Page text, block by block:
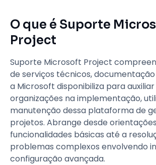
O que é Suporte
Project
Suporte Microsoft Project
de serviços técnicos,
a Microsoft disponibiliza para auxiliar
organizações na implementação,
manutenção dessa plataforma de
projetos. Abrange desde
funcionalidades básicas até a
problemas complexos envolvendo
configuração avançada.